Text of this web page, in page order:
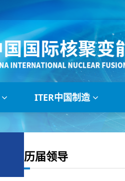
ITER中国制造
历届领导